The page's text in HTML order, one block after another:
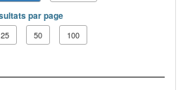
par page
25 50 100